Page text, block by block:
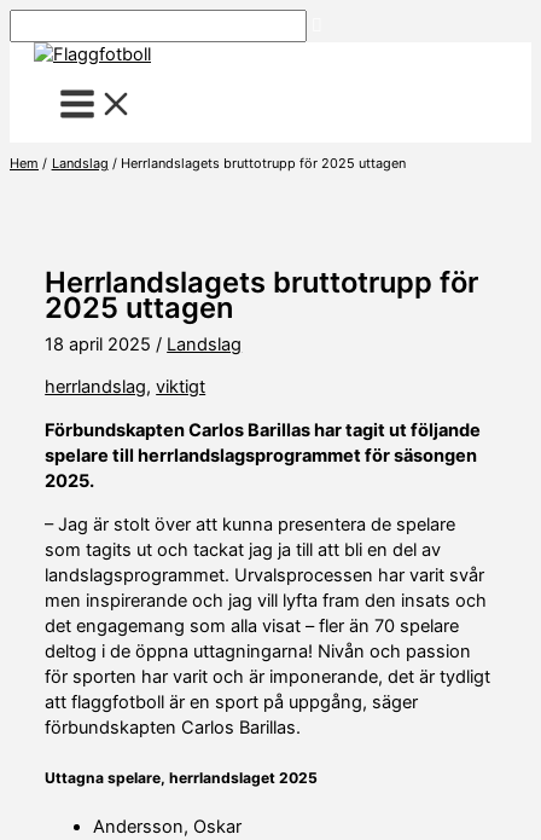
till
Hem Landslag Herrlandslagets bruttotrupp för 2025 uttagen
Herrlandslagets bruttotrupp för
2025 uttagen
18 april 2025/ Landslag
herrlandslag,viktigt
Förbundskapten Carlos Barillas har tagit ut följande
spelare till herrlandslagsprogrammet för säsongen
2025.
– Jag är stolt över att kunna presentera de spelare
som tagits ut och tackat jag ja till att bli en del av
landslagsprogrammet. Urvalsprocessen har varit svår
men inspirerande och jag vill lyfta fram den insats och
det engagemang som alla visat – fler än 70 spelare
deltog i de öppna uttagningarna! Nivån och passion
för sporten har varit och är imponerande, det är tydligt
att flaggfotboll är en sport på uppgång, säger
förbundskapten Carlos Barillas.
Uttagna spelare, herrlandslaget 2025
Andersson, Oskar